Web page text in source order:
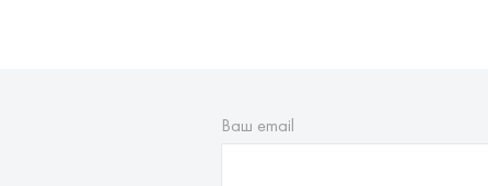
Ваш email